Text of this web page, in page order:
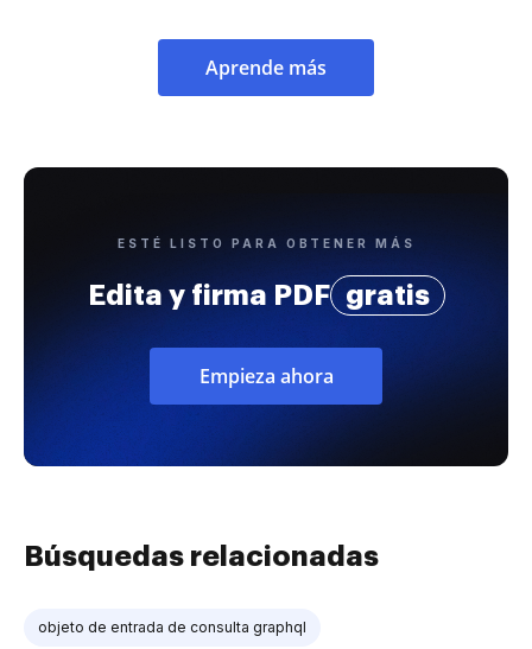
Aprende más
ESTÉ LISTO PARA OBTENER MÁS
Edita y firma PDF gratis
Empieza ahora
Búsquedas relacionadas
objeto de entrada de consulta graphql